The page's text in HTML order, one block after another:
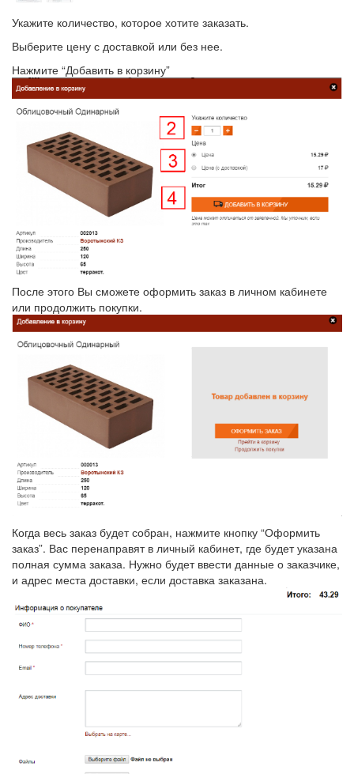
Укажите количество, которое хотите заказать.
Выберите цену с доставкой или без нее.
Нажмите “Добавить в корзину”
После этого Вы сможете оформить заказ в личном кабинете
или продолжить покупки.
Когда весь заказ будет собран, нажмите кнопку “Оформить
заказ”. Вас перенаправят в личный кабинет, где будет указана
полная сумма заказа. Нужно будет ввести данные о заказчике,
и адрес места доставки, если доставка заказана.